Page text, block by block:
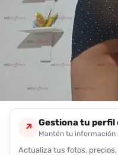
encontrarlas
fácilmente.
↗ Gestiona tu perfil
Mantén tu información
Actualiza tus fotos,